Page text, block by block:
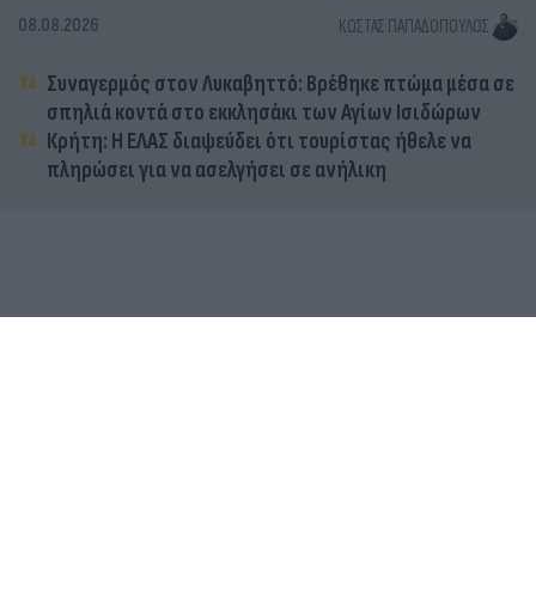
08.08.2026 ΚΏΣΤΑΣ ΠΑΠΑΔΌΠΟΥΛΟΣ
Συναγερμός στον Λυκαβηττό: Βρέθηκε πτώμα μέσα σε
σπηλιά κοντά στο εκκλησάκι των Αγίων Ισιδώρων
Κρήτη: Η ΕΛΑΣ διαψεύδει ότι τουρίστας ήθελε να
πληρώσει για να ασελγήσει σε ανήλικη